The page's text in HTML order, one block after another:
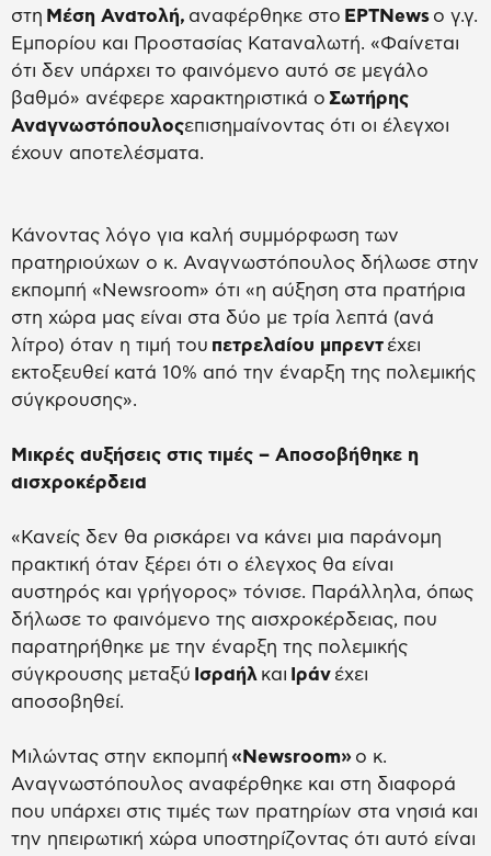
στη Μέση Ανατολή, αναφέρθηκε στο ΕΡΤΝews o γ.γ.
Εμπορίου και Προστασίας Καταναλωτή. «Φαίνεται
ότι δεν υπάρχει το φαινόμενο αυτό σε μεγάλο
βαθμό» ανέφερε χαρακτηριστικά ο Σωτήρης
Αναγνωστόπουλοςεπισημαίνοντας ότι οι έλεγχοι
έχουν αποτελέσματα.
Κάνοντας λόγο για καλή συμμόρφωση των
πρατηριούχων ο κ. Αναγνωστόπουλος δήλωσε στην
εκπομπή «Νewsroom» ότι «η αύξηση στα πρατήρια
στη χώρα μας είναι στα δύο με τρία λεπτά (ανά
λίτρο) όταν η τιμή του πετρελαίου μπρεντ έχει
εκτοξευθεί κατά 10% από την έναρξη της πολεμικής
σύγκρουσης».
Μικρές αυξήσεις στις τιμές – Αποσοβήθηκε η
αισχροκέρδεια
«Κανείς δεν θα ρισκάρει να κάνει μια παράνομη
πρακτική όταν ξέρει ότι ο έλεγχος θα είναι
αυστηρός και γρήγορος» τόνισε. Παράλληλα, όπως
δήλωσε το φαινόμενο της αισχροκέρδειας, που
παρατηρήθηκε με την έναρξη της πολεμικής
σύγκρουσης μεταξύ Ισραήλ και Ιράν έχει
αποσοβηθεί.
Μιλώντας στην εκπομπή «Νewsroom» ο κ.
Αναγνωστόπουλος αναφέρθηκε και στη διαφορά
που υπάρχει στις τιμές των πρατηρίων στα νησιά και
την ηπειρωτική χώρα υποστηρίζοντας ότι αυτό είναι